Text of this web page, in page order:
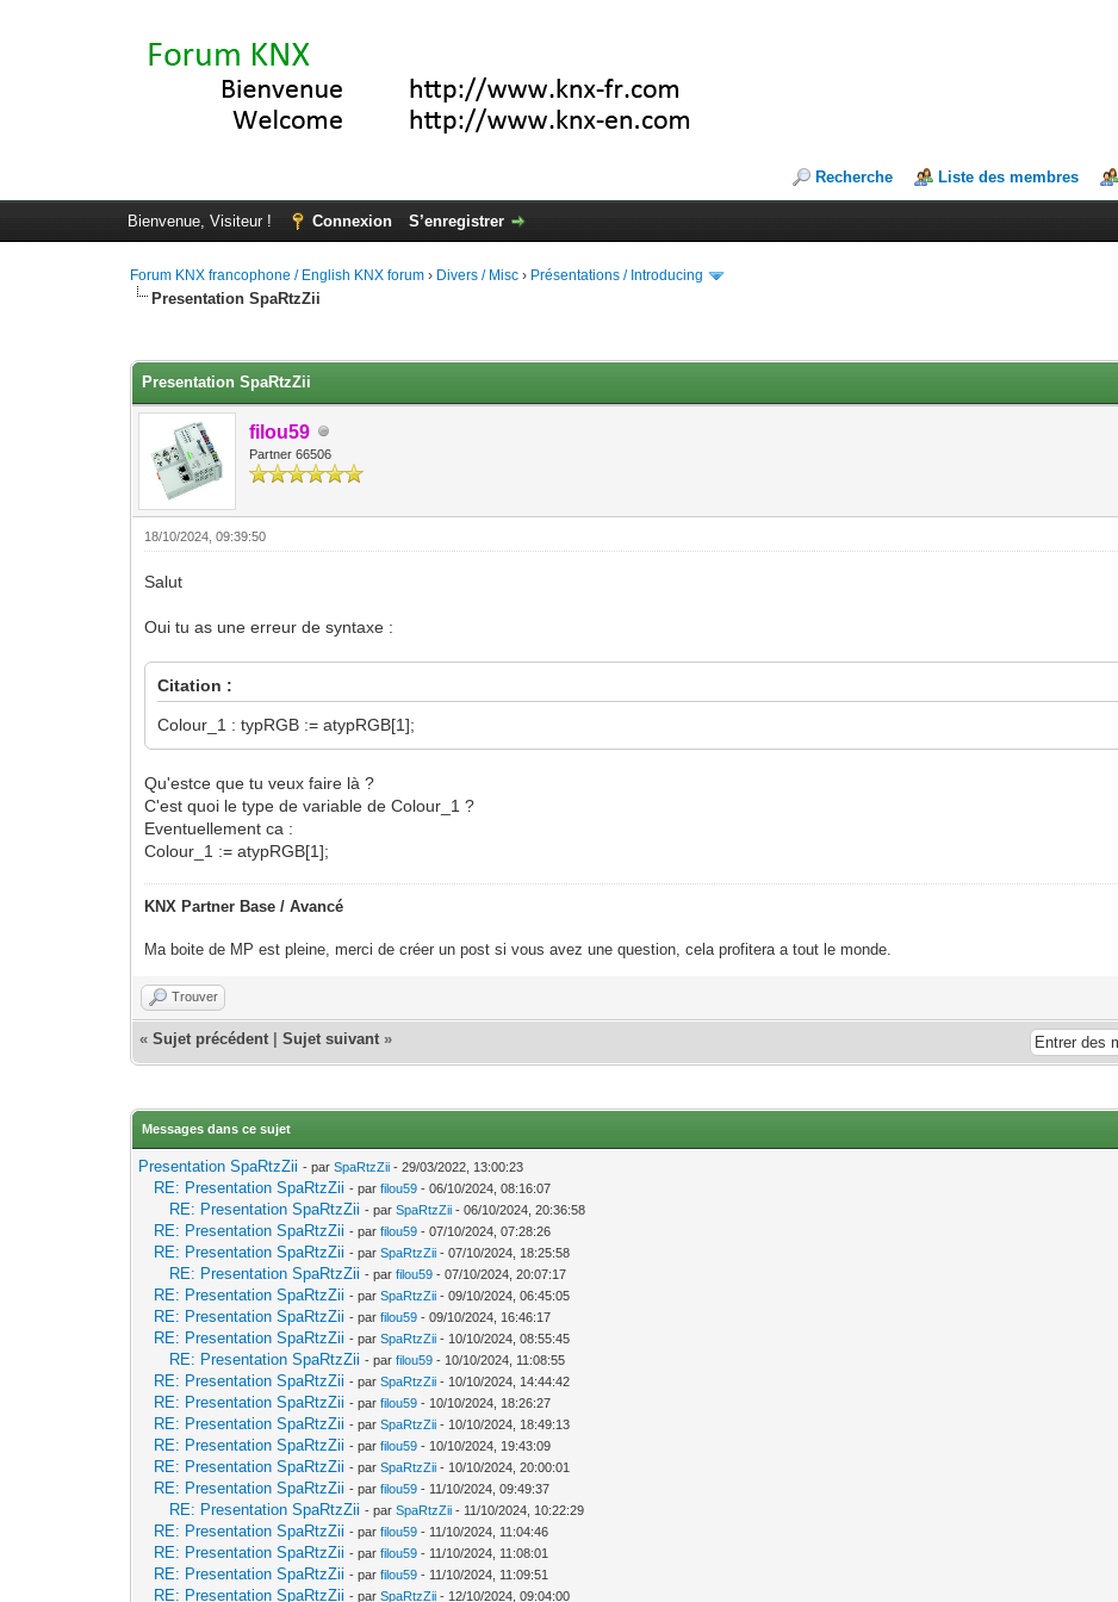
Recherche Liste des membres
Bienvenue, Visiteur ! Connexion S’enregistrer
Forum KNX francophone / English KNX forum › Divers / Misc › Présentations / Introducing
Presentation SpaRtzZii
Presentation SpaRtzZii
filou59
Partner 66506
18/10/2024, 09:39:50
Salut
Oui tu as une erreur de syntaxe :
Citation :
Colour_1 : typRGB := atypRGB[1];
Qu'estce que tu veux faire là ?
C'est quoi le type de variable de Colour_1 ?
Eventuellement ca :
Colour_1 := atypRGB[1];
KNX Partner Base / Avancé
Ma boite de MP est pleine, merci de créer un post si vous avez une question, cela profitera a tout le monde.
Trouver
«Sujet précédent |Sujet suivant »
Messages dans ce sujet
Presentation SpaRtzZii - parSpaRtzZii - 29/03/2022, 13:00:23
RE: Presentation SpaRtzZii - parfilou59 - 06/10/2024, 08:16:07
RE: Presentation SpaRtzZii - parSpaRtzZii - 06/10/2024, 20:36:58
RE: Presentation SpaRtzZii - parfilou59 - 07/10/2024, 07:28:26
RE: Presentation SpaRtzZii - parSpaRtzZii - 07/10/2024, 18:25:58
RE: Presentation SpaRtzZii - parfilou59 - 07/10/2024, 20:07:17
RE: Presentation SpaRtzZii - parSpaRtzZii - 09/10/2024, 06:45:05
RE: Presentation SpaRtzZii - parfilou59 - 09/10/2024, 16:46:17
RE: Presentation SpaRtzZii - parSpaRtzZii - 10/10/2024, 08:55:45
RE: Presentation SpaRtzZii - parfilou59 - 10/10/2024, 11:08:55
RE: Presentation SpaRtzZii - parSpaRtzZii - 10/10/2024, 14:44:42
RE: Presentation SpaRtzZii - parfilou59 - 10/10/2024, 18:26:27
RE: Presentation SpaRtzZii - parSpaRtzZii - 10/10/2024, 18:49:13
RE: Presentation SpaRtzZii - parfilou59 - 10/10/2024, 19:43:09
RE: Presentation SpaRtzZii - parSpaRtzZii - 10/10/2024, 20:00:01
RE: Presentation SpaRtzZii - parfilou59 - 11/10/2024, 09:49:37
RE: Presentation SpaRtzZii - parSpaRtzZii - 11/10/2024, 10:22:29
RE: Presentation SpaRtzZii - parfilou59 - 11/10/2024, 11:04:46
RE: Presentation SpaRtzZii - parfilou59 - 11/10/2024, 11:08:01
RE: Presentation SpaRtzZii - parfilou59 - 11/10/2024, 11:09:51
RE: Presentation SpaRtzZii - parSpaRtzZii - 12/10/2024, 09:04:00